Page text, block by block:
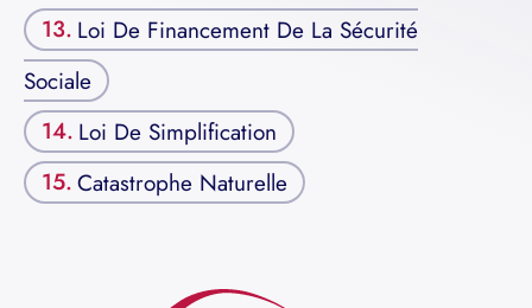
Loi De Financement De La Sécurité
Sociale
Loi De Simplification
Catastrophe Naturelle